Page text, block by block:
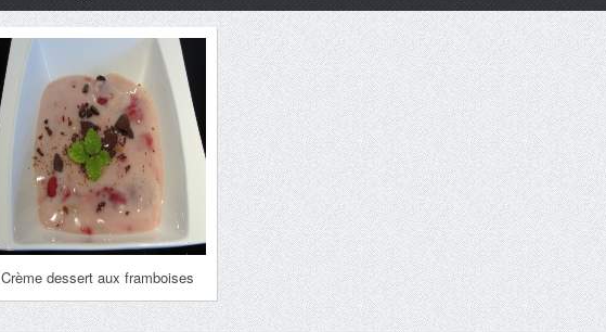
Crème dessert aux framboises